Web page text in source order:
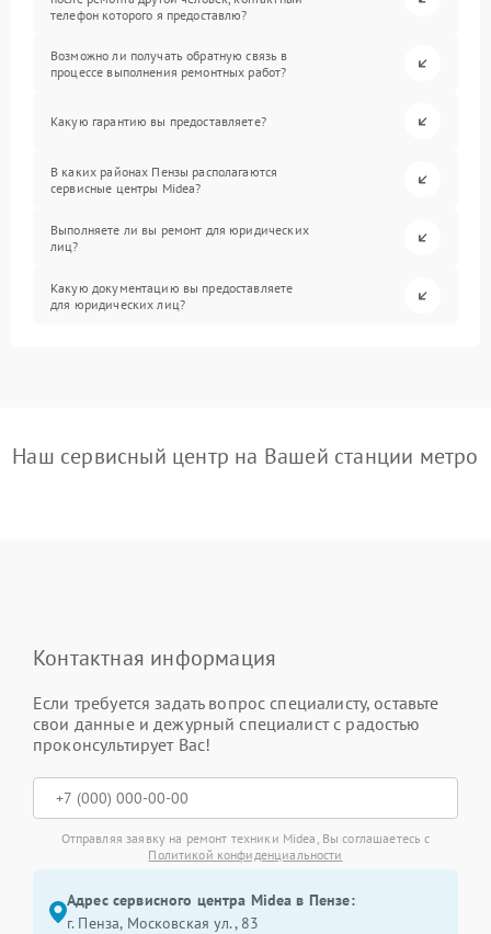
телефон которого я предоставлю?
Возможно ли получать обратную связь в
процессе выполнения ремонтных работ?
Какую гарантию вы предоставляете?
В каких районах Пензы располагаются
сервисные центры Midea?
Выполняете ли вы ремонт для юридических
лиц?
Какую документацию вы предоставляете
для юридических лиц?
Наш сервисный центр на Вашей станции метро
Контактная информация
Если требуется задать вопрос специалисту, оставьте
свои данные и дежурный специалист с радостью
проконсультирует Вас!
Отправляя заявку на ремонт техники Midea, Вы соглашаетесь с
Политикой конфиденциальности
Адрес сервисного центра Midea в Пензе:
г. Пенза, Московская ул., 83